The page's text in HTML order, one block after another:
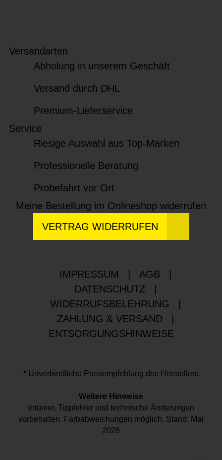
Versandarten
Abholung in unserem Geschäft
Versand durch DHL
Premium-Lieferservice
Service
Riesige Auswahl aus Top-Marken
Professionelle Beratung
Probefahrt vor Ort
Meine Bestellung im Onlineshop widerrufen
VERTRAG WIDERRUFEN
IMPRESSUM AGB
DATENSCHUTZ
WIDERRUFSBELEHRUNG
ZAHLUNG & VERSAND
ENTSORGUNGSHINWEISE
* Unverbindliche Preisempfehlung des Herstellers
Weitere Hinweise
Irrtümer, Tippfehler und technische Änderungen
vorbehalten. Farbabweichungen möglich. Stand: Mai
2026